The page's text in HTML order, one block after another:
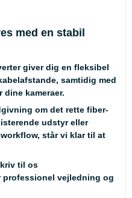
med en stabil
giver dig en fleksibel
samtidig med
kameraer.
om det rette fiber-
udstyr eller
står vi klar til at
til os
professionel vejledning og